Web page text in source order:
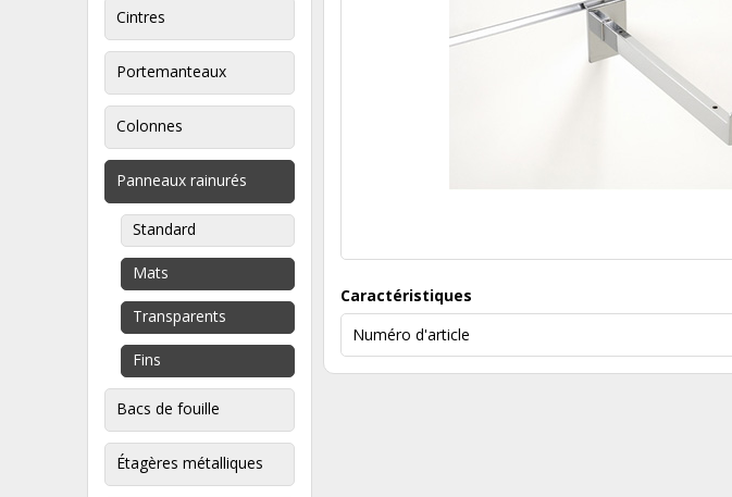
Cintres
Portemanteaux
Colonnes
Panneaux rainurés
Standard
Mats
Transparents
Fins
Bacs de fouille
Étagères métalliques
Caractéristiques
Numéro d'article